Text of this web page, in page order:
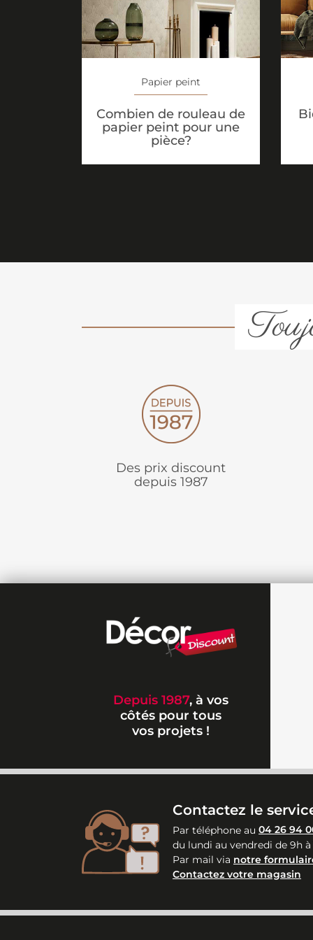
Papier peint
Combien de rouleau de
papier peint pour une
pièce?
Des prix discount
depuis 1987
Depuis 1987, à vos
côtés pour tous
vos projets !
Contactez le
Par téléphone au 04 26 94
du lundi au vendredi de 9h à
Par mail via notre
Contactez votre magasin